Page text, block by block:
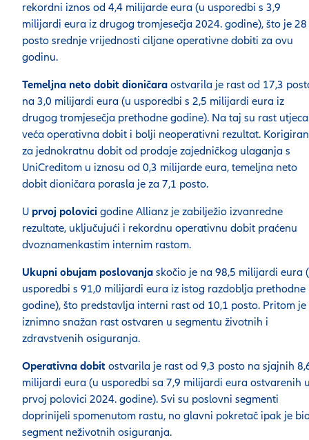
rekordni iznos od 4,4 milijarde eura (u usporedbi s 3,9
milijardi eura iz drugog tromjesečja 2024. godine), što je 28
posto srednje vrijednosti ciljane operativne dobiti za ovu
godinu.
Temeljna neto dobit dioničara ostvarila je rast od 17,3
na 3,0 milijardi eura (u usporedbi s 2,5 milijardi eura iz
drugog tromjesečja prethodne godine). Na taj su rast
veća operativna dobit i bolji neoperativni rezultat.
za jednokratnu dobit od prodaje zajedničkog ulaganja s
UniCreditom u iznosu od 0,3 milijarde eura, temeljna neto
dobit dioničara porasla je za 7,1 posto.
U prvoj polovici godine Allianz je zabilježio izvanredne
rezultate, uključujući i rekordnu operativnu dobit praćenu
dvoznamenkastim internim rastom.
Ukupni obujam poslovanja skočio je na 98,5 milijardi eura
usporedbi s 91,0 milijardi eura iz istog razdoblja prethodne
godine), što predstavlja interni rast od 10,1 posto. Pritom je
iznimno snažan rast ostvaren u segmentu životnih i
zdravstvenih osiguranja.
Operativna dobit ostvarila je rast od 9,3 posto na sjajnih
milijardi eura (u usporedbi sa 7,9 milijardi eura ostvarenih
prvoj polovici 2024. godine). Svi su poslovni segmenti
doprinijeli spomenutom rastu, no glavni pokretač ipak je
segment neživotnih osiguranja.